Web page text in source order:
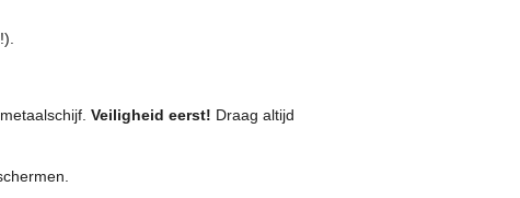
Veiligheid eerst! Draag altijd